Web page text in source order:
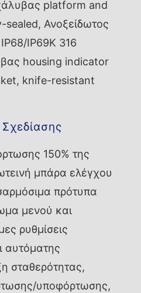
platform and
Ανοξείδωτος
IP69K 316
housing indicator
knife-resistant
150% της
μπάρα ελέγχου
πρότυπα
μενού και
ρυθμίσεις
αυτόματης
σταθερότητας,
υποφόρτωσης,